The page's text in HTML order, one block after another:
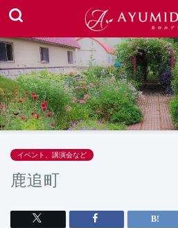
イベント、講演会など
鹿追町